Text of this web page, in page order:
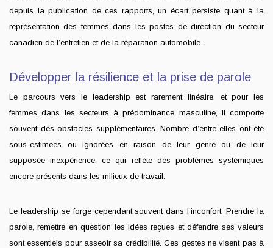
depuis la publication de ces rapports, un écart persiste quant à la
représentation des femmes dans les postes de direction du secteur
canadien de l’entretien et de la réparation automobile.
Développer la résilience et la prise de parole
Le parcours vers le leadership est rarement linéaire, et pour les
femmes dans les secteurs à prédominance masculine, il comporte
souvent des obstacles supplémentaires. Nombre d’entre elles ont été
sous-estimées ou ignorées en raison de leur genre ou de leur
supposée inexpérience, ce qui reflète des problèmes systémiques
encore présents dans les milieux de travail.
Le leadership se forge cependant souvent dans l’inconfort. Prendre la
parole, remettre en question les idées reçues et défendre ses valeurs
sont essentiels pour asseoir sa crédibilité. Ces gestes ne visent pas à